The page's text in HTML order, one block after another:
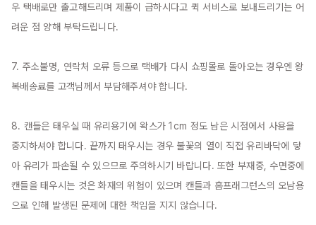
우 택배로만 출고해드리며 제품이 급하시다고 퀵 서비스로 보내드리기는 어
려운 점 양해 부탁드립니다.
7. 주소불명, 연락처 오류 등으로 택배가 다시 쇼핑몰로 돌아오는 경우엔 왕
복배송료를 고객님께서 부담해주셔야 합니다.
8. 캔들은 태우실 때 유리용기에 왁스가 1cm 정도 남은 시점에서 사용을
중지하셔야 합니다. 끝까지 태우시는 경우 불꽃의 열이 직접 유리바닥에 닿
아 유리가 파손될 수 있으므로 주의하시기 바랍니다. 또한 부재중, 수면중에
캔들을 태우시는 것은 화재의 위험이 있으며 캔들과 홈프래그런스의 오남용
으로 인해 발생된 문제에 대한 책임을 지지 않습니다.